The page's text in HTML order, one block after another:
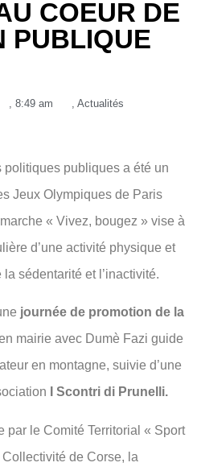
COEUR DE
PUBLIQUE
, 8:49 am , Actualités
publiques a été un
Jeux Olympiques de Paris
« Vivez, bougez » vise à
d’une activité physique et
sédentarité et l’inactivité.
journée de promotion de la
mairie avec Dumè Fazi guide
en montagne, suivie d’une
I Scontri di Prunelli.
par le Comité Territorial « Sport
de Corse, la